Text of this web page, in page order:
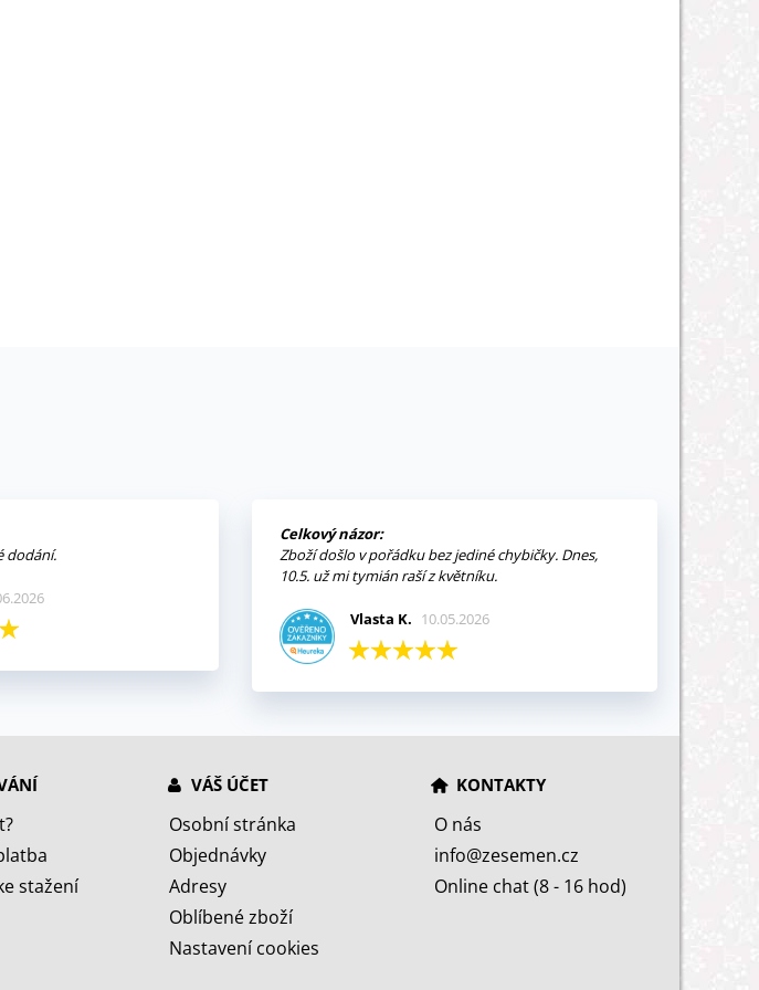
dodání.
Celkový názor:
Zboží došlo v pořádku bez jediné chybičky. Dnes,
10.5. už mi tymián raší z květníku.
Vlasta K. 10.05.2026
stažení
VÁŠ ÚČET
Osobní stránka
Objednávky
Adresy
Oblíbené zboží
Nastavení cookies
KONTAKTY
O nás
info@zesemen.cz
Online chat (8 - 16 hod)